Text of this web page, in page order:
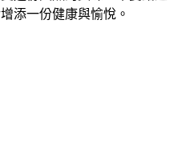
添一份健康與愉悅。